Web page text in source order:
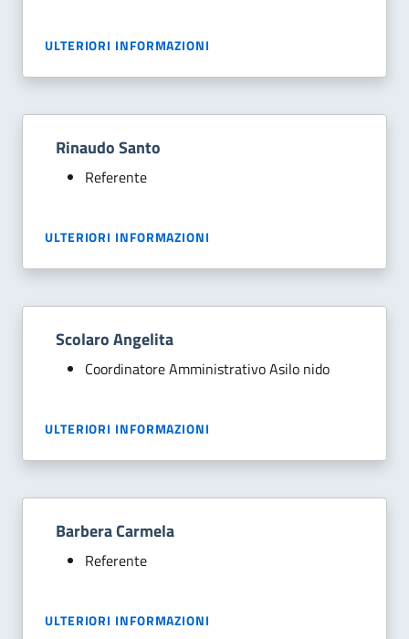
ULTERIORI INFORMAZIONI
Rinaudo Santo
Referente
ULTERIORI INFORMAZIONI
Scolaro Angelita
Coordinatore Amministrativo Asilo nido
ULTERIORI INFORMAZIONI
Barbera Carmela
Referente
ULTERIORI INFORMAZIONI